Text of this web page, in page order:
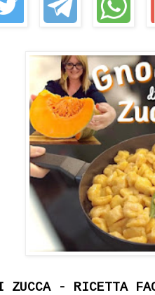
ZUCCA - RICETTA